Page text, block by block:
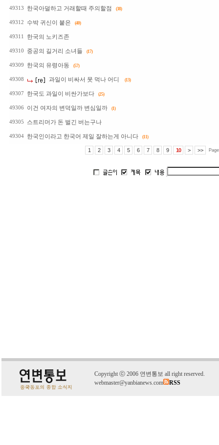
49313 한국아덜하고 거래할때 주의할점 (38)
49312 수박 귀신이 붙은 (40)
49311 한국의 노키즈존
49310 중공의 길거리 소녀들 (17)
49309 한국의 유령아동 (57)
49308 과일이 비싸서 못 먹나 어디 (13)
49307 한국도 과일이 비싼가보다 (25)
49306 이건 여자의 변덕일까 변심일까 (1)
49305 스트리머가 돈 벌긴 버는구나
49304 한국인이라고 한국어 제일 잘하는게 아니다 (11)
1 2 3 4 5 6 7 8 9 10 > >>
Copyright ⓒ 2006 연변통보 all right reserved.
webmaster@yanbianews.com
RSS